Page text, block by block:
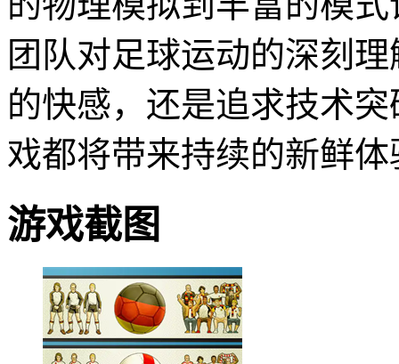
团队对足球运动的深刻
的快感，还是追求技术
戏都将带来持续的新鲜体
游戏截图